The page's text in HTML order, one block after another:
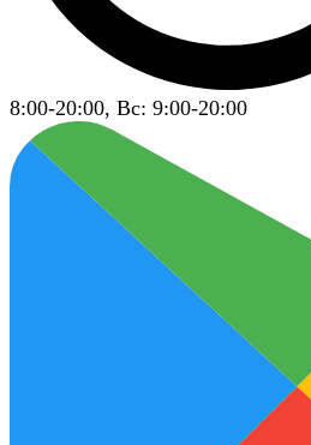
8:00-20:00, Вс: 9:00-20:00